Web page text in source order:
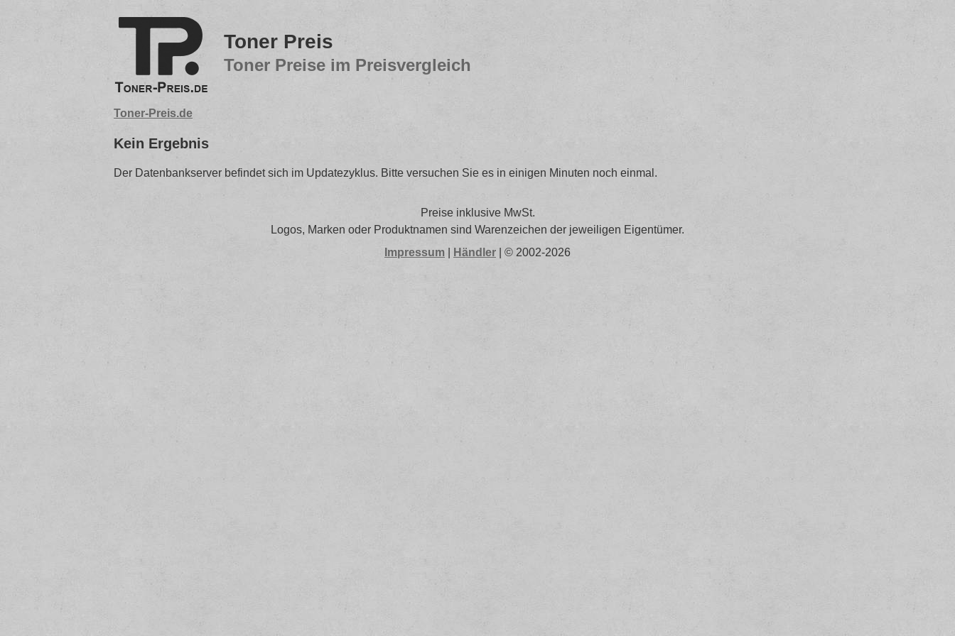
Toner Preis
Toner Preise im Preisvergleich
Toner-Preis.de
Kein Ergebnis
Der Datenbankserver befindet sich im Updatezyklus. Bitte versuchen Sie es in einigen Minuten noch einmal.
Preise inklusive MwSt.
Logos, Marken oder Produktnamen sind Warenzeichen der jeweiligen Eigentümer.
Impressum
Händler | © 2002-2026